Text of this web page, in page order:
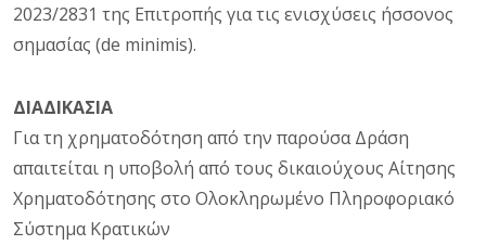
2023/2831 της Επιτροπής για τις ενισχύσεις ήσσονος
σημασίας (de minimis).
ΔΙΑΔΙΚΑΣΙΑ
Για τη χρηματοδότηση από την παρούσα Δράση
απαιτείται η υποβολή από τους δικαιούχους Αίτησης
Χρηματοδότησης στο Ολοκληρωμένο Πληροφοριακό
Σύστημα Κρατικών